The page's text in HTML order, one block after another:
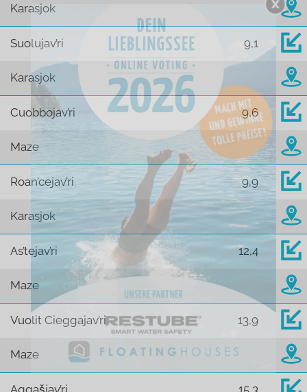
Karasjok
Suolujav’ri 9,1
Karasjok
Cuobbojav’ri 9,6
Maze
Roan’cejav’ri 9,9
Karasjok
As’tejav’ri 12,4
Maze
Vuolit Cieggajav’ri 13,9
Maze